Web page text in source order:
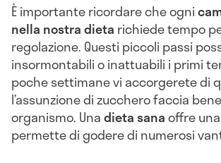
È importante ricordare che ogni
nella nostra dieta richiede tempo
regolazione. Questi piccoli passi
insormontabili o inattuabili i primi
poche settimane vi accorgerete di
l’assunzione di zucchero faccia
organismo. Unadieta sanaoffre
permette di godere di numerosi